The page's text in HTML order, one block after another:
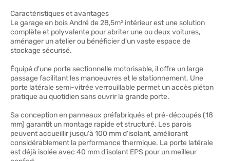
Caractéristiques et avantages
Le garage en bois André de 28,5m² intérieur est une solution
complète et polyvalente pour abriter une ou deux voitures,
aménager un atelier ou bénéficier d'un vaste espace de
stockage sécurisé.
Équipé d'une porte sectionnelle motorisable, il offre un large
passage facilitant les manoeuvres et le stationnement. Une
porte latérale semi-vitrée verrouillable permet un accès piéton
pratique au quotidien sans ouvrir la grande porte.
Sa conception en panneaux préfabriqués et pré-découpés (18
mm) garantit un montage rapide et structuré. Les parois
peuvent accueillir jusqu'à 100 mm d'isolant, améliorant
considérablement la performance thermique. La porte latérale
est déjà isolée avec 40 mm d'isolant EPS pour un meilleur